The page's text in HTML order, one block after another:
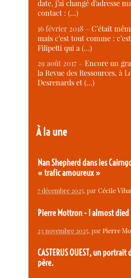
date, j’ai changé d’adresse
contact : (…)
16 février 2018 –C’était
mais c’est tout comme :
Filipetti qui a (…)
29 août 2017 –Encore un
la Revue des Ressources, à
Desrenards et (…)
À la une
Nan Shepherd dans les
« trafic amoureux »
7 décembre 2025, parCécile
Pierre Mottron - I almost died
23 novembre 2025, parPierre
CASTERUS OUEST, un portrait
père.